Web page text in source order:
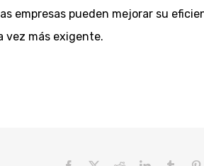
empresas pueden mejorar su
vez más exigente.